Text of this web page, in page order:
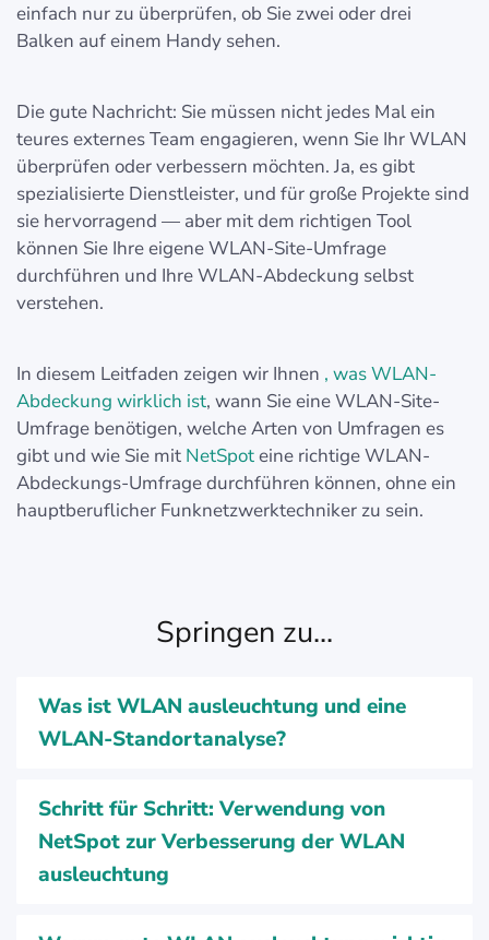
einfach nur zu überprüfen, ob Sie zwei oder drei
Balken auf einem Handy sehen.
Die gute Nachricht: Sie müssen nicht jedes Mal ein
teures externes Team engagieren, wenn Sie Ihr WLAN
überprüfen oder verbessern möchten. Ja, es gibt
spezialisierte Dienstleister, und für große Projekte sind
sie hervorragend — aber mit dem richtigen Tool
können Sie Ihre eigene WLAN-Site-Umfrage
durchführen und Ihre WLAN-Abdeckung selbst
verstehen.
In diesem Leitfaden zeigen wir Ihnen , was WLAN-
Abdeckung wirklich ist, wann Sie eine WLAN-Site-
Umfrage benötigen, welche Arten von Umfragen es
gibt und wie Sie mit NetSpoteine richtige WLAN-
Abdeckungs-Umfrage durchführen können, ohne ein
hauptberuflicher Funknetzwerktechniker zu sein.
Springen zu...
Was ist WLAN ausleuchtung und eine
WLAN-Standortanalyse?
Schritt für Schritt: Verwendung von
NetSpot zur Verbesserung der WLAN
ausleuchtung